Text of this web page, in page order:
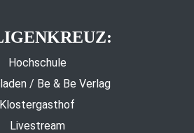
Hochschule
/ Be & Be Verlag
Klostergasthof
Livestream